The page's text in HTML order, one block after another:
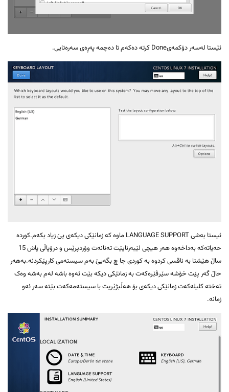
ئێستا لەسەر دۆکمەیDone کرتە دەکەم تا دەچمە پەڕەی سەرەتایی.
ئیستا بەشی LANGUAGE SUPPORT ماوە کە زمانێکی دیکەی پێ زیاد بکەم.کوردە
حەیاتەکە بەداخەوە هەر هیچی لێبەرنایێت تەنانەت وۆردپرێس و درۆپاڵی پاش 15
ساڵ هێشتا بە ناقسی کردوە بە کوردی جا چ بگەیێ بەم سیستەمی کارپێکردنە.بەهەر
حاڵ گەر پێت خۆشە سێرڤێرەکەت بە زمانێکی دیکە بێت ئەوە باشە لەم بەشە وەک
تەختە کلیلەکەت زمانێکی دیکەی بۆ هەڵبژێریت با سیستەمەکەت بێتە سەر ئەو
زمانە.